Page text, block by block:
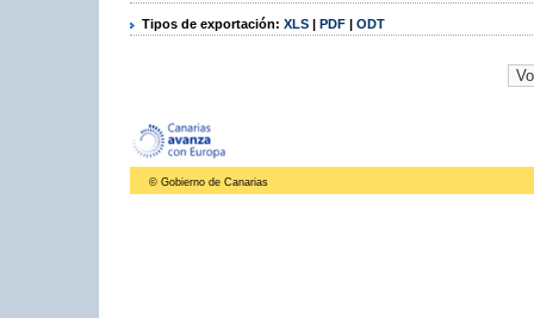
Tipos de exportación: XLS | PDF | ODT
© Gobierno de Canarias